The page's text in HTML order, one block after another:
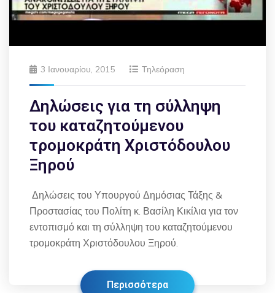
3 Ιανουαρίου, 2015 Τηλεόραση
Δηλώσεις για τη σύλληψη
του καταζητούμενου
τρομοκράτη Χριστόδουλου
Ξηρού
Δηλώσεις του Υπουργού Δημόσιας Τάξης &
Προστασίας του Πολίτη κ. Βασίλη Κικίλια για τον
εντοπισμό και τη σύλληψη του καταζητούμενου
τρομοκράτη Χριστόδουλου Ξηρού.
Περισσότερα